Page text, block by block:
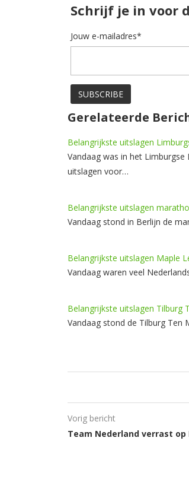
Schrijf je in voor
Jouw e-mailadres*
Gerelateerde
Belangrijkste uitslagen
Vandaag was in het
uitslagen voor…
Belangrijkste uitslagen
Vandaag stond in Berlijn de
Belangrijkste uitslagen Maple
Vandaag waren veel
Belangrijkste uitslagen Tilburg
Vandaag stond de Tilburg Ten
Vorig bericht
Team Nederland verrast op